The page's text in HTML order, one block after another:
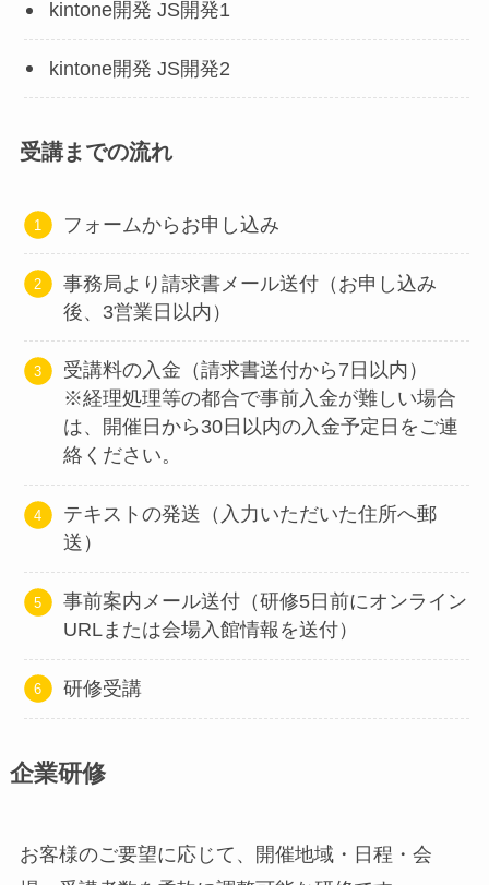
kintone開発 JS開発1
kintone開発 JS開発2
受講までの流れ
フォームからお申し込み
事務局より請求書メール送付（お申し込み
後、3営業日以内）
受講料の入金（請求書送付から7日以内）
※経理処理等の都合で事前入金が難しい場合
は、開催日から30日以内の入金予定日をご連
絡ください。
テキストの発送（入力いただいた住所へ郵
送）
事前案内メール送付（研修5日前にオンライン
URLまたは会場入館情報を送付）
研修受講
企業研修
お客様のご要望に応じて、開催地域・日程・会